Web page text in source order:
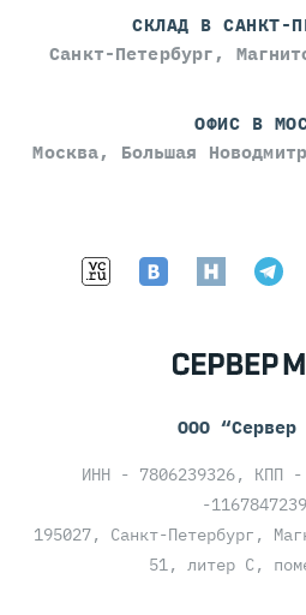
СКЛАД В САНКТ-
Санкт-Петербург,
ОФИС В
Москва, Большая
ООО “Сервер
ИНН - 7806239326, КПП -
-
195027, Санкт-Петербург,
51, литер С,